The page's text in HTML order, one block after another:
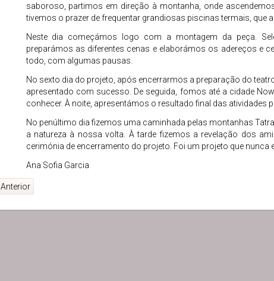
saboroso, partimos em direção à montanha, onde
tivemos o prazer de frequentar grandiosas piscinas termais, que
Neste dia começámos logo com a montagem da peça.
preparámos as diferentes cenas e elaborámos os adereços e
todo, com algumas pausas.
No sexto dia do projeto, após encerrarmos a preparação do
apresentado com sucesso. De seguida, fomos até a cidade
conhecer. À noite, apresentámos o resultado final das atividades
No penúltimo dia fizemos uma caminhada pelas montanhas
a natureza à nossa volta. À tarde fizemos a revelação dos
cerimónia de encerramento do projeto. Foi um projeto que nunca
Ana Sofia Garcia
Anterior